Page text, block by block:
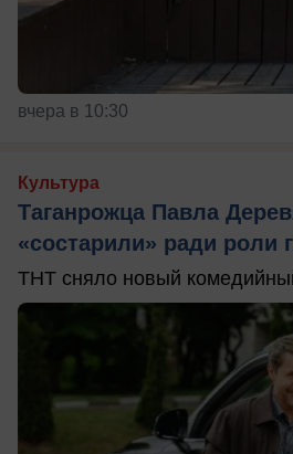
вчера в 10:30
Культура
Таганрожца Павла
«состарили» ради роли
ТНТ сняло новый